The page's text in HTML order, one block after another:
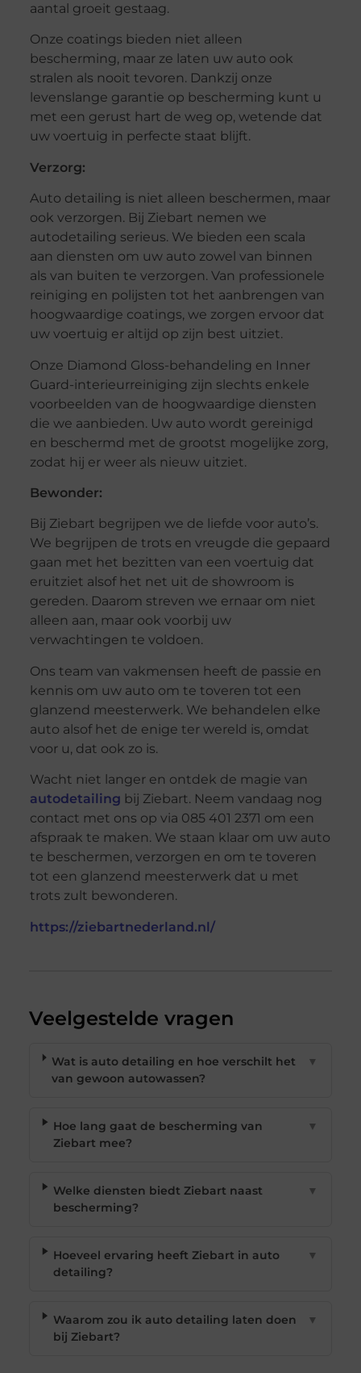
aantal groeit gestaag.
Onze coatings bieden niet alleen
bescherming, maar ze laten uw auto ook
stralen als nooit tevoren. Dankzij onze
levenslange garantie op bescherming kunt u
met een gerust hart de weg op, wetende dat
uw voertuig in perfecte staat blijft.
Verzorg:
Auto detailing is niet alleen beschermen, maar
ook verzorgen. Bij Ziebart nemen we
autodetailing serieus. We bieden een scala
aan diensten om uw auto zowel van binnen
als van buiten te verzorgen. Van professionele
reiniging en polijsten tot het aanbrengen van
hoogwaardige coatings, we zorgen ervoor dat
uw voertuig er altijd op zijn best uitziet.
Onze Diamond Gloss-behandeling en Inner
Guard-interieurreiniging zijn slechts enkele
voorbeelden van de hoogwaardige diensten
die we aanbieden. Uw auto wordt gereinigd
en beschermd met de grootst mogelijke zorg,
zodat hij er weer als nieuw uitziet.
Bewonder:
Bij Ziebart begrijpen we de liefde voor auto’s.
We begrijpen de trots en vreugde die gepaard
gaan met het bezitten van een voertuig dat
eruitziet alsof het net uit de showroom is
gereden. Daarom streven we ernaar om niet
alleen aan, maar ook voorbij uw
verwachtingen te voldoen.
Ons team van vakmensen heeft de passie en
kennis om uw auto om te toveren tot een
glanzend meesterwerk. We behandelen elke
auto alsof het de enige ter wereld is, omdat
voor u, dat ook zo is.
Wacht niet langer en ontdek de magie van
autodetailing bij Ziebart. Neem vandaag nog
contact met ons op via 085 401 2371 om een
afspraak te maken. We staan klaar om uw auto
te beschermen, verzorgen en om te toveren
tot een glanzend meesterwerk dat u met
trots zult bewonderen.
https://ziebartnederland.nl/
Veelgestelde vragen
Wat is auto detailing en hoe verschilt het
van gewoon autowassen?
▼
Hoe lang gaat de bescherming van
Ziebart mee?
▼
Welke diensten biedt Ziebart naast
bescherming?
▼
Hoeveel ervaring heeft Ziebart in auto
detailing?
▼
Waarom zou ik auto detailing laten doen
bij Ziebart?
▼